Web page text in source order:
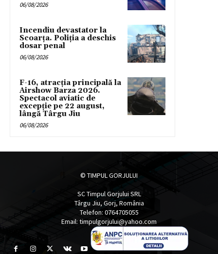
06/08/2026
Incendiu devastator la
Scoarța. Poliția a deschis
dosar penal
06/08/2026
F-16, atracția principală la
Airshow Barza 2026.
Spectacol aviatic de
excepție pe 22 august,
lângă Târgu Jiu
06/08/2026
© TIMPUL GORJULUI
SC Timpul Gorjului SRL
Târgu Jiu, Gorj, România
Telefon: 0764705055
Email: timpulgorjului@yahoo.com